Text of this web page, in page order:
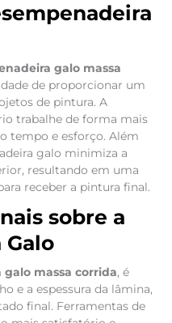
galo massa
de proporcionar um
de pintura. A
trabalhe de forma mais
tempo e esforço. Além
galo minimiza a
resultando em uma
receber a pintura final.
sobre a
massa corrida, é
e a espessura da lâmina,
final. Ferramentas de